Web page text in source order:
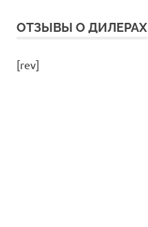
ОТЗЫВЫ О ДИЛЕРАХ
[rev]